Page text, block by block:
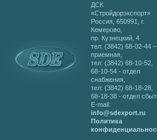
ДСК
«Стройдорэкспорт»
Россия, 650991, г.
Кемерово,
пр. Кузнецкий, 4
тел: (3842) 68-02-44 –
приемная,
тел: (3842) 68-10-52,
68-10-54 - отдел
снабжения,
тел: (3842) 68-18-28,
68-18-38 - отдел
E-mail:
info@sdexport.ru
Политика